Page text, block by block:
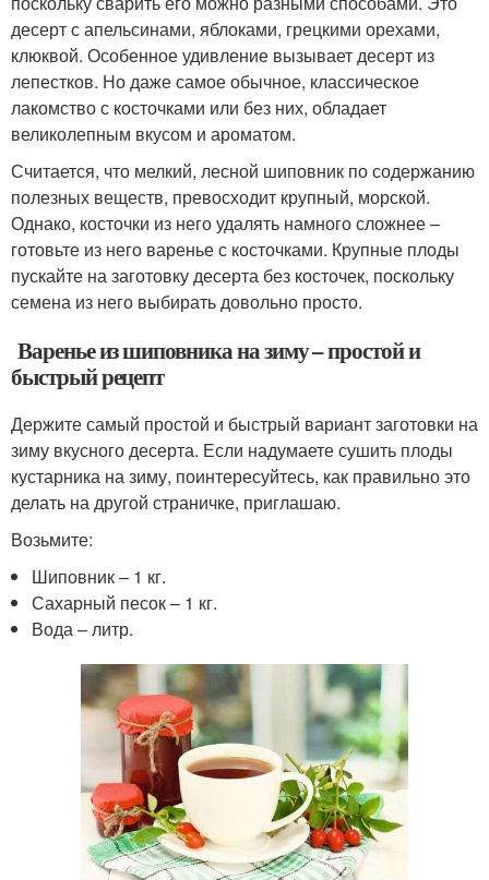
десерт с апельсинами, яблоками, грецкими орехами,
клюквой. Особенное удивление вызывает десерт из
лепестков. Но даже самое обычное, классическое
лакомство с косточками или без них, обладает
великолепным вкусом и ароматом.
Считается, что мелкий, лесной шиповник по содержанию
полезных веществ, превосходит крупный, морской.
Однако, косточки из него удалять намного сложнее –
готовьте из него варенье с косточками. Крупные плоды
пускайте на заготовку десерта без косточек, поскольку
семена из него выбирать довольно просто.
Варенье из шиповника на зиму – простой и
быстрый рецепт
Держите самый простой и быстрый вариант заготовки на
зиму вкусного десерта. Если надумаете сушить плоды
кустарника на зиму, поинтересуйтесь, как правильно это
делать на другой страничке, приглашаю.
Возьмите:
Шиповник – 1 кг.
Сахарный песок – 1 кг.
Вода – литр.